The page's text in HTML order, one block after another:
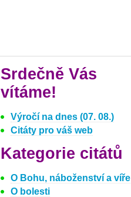
Srdečně Vás
vítáme!
Výročí na dnes (07. 08.)
Citáty pro váš web
Kategorie citátů
O Bohu, náboženství a víře
O bolesti